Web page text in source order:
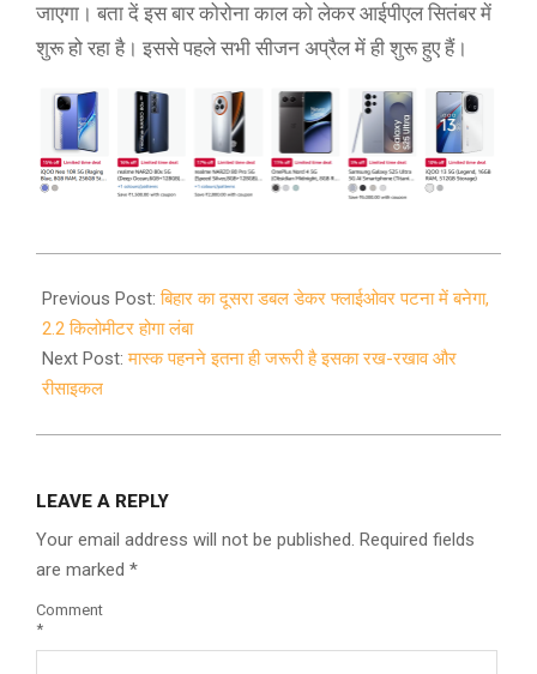
जाएगा। बता दें इस बार कोरोना काल को लेकर आईपीएल सितंबर में
शुरू हो रहा है। इससे पहले सभी सीजन अप्रैल में ही शुरू हुए हैं।
09-
19
Previous Post:बिहार का दूसरा डबल डेकर फ्लाईओवर पटना में बनेगा,
2.2 किलोमीटर होगा लंबा
Next Post:मास्क पहनने इतना ही जरूरी है इसका रख-रखाव और
रीसाइकल
LEAVE A REPLY
Your email address will not be published. Required fields
are marked *
Comment
*